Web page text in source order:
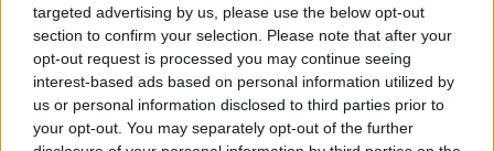
targeted advertising by us, please use the below opt-out
section to confirm your selection. Please note that after your
opt-out request is processed you may continue seeing
interest-based ads based on personal information utilized by
us or personal information disclosed to third parties prior to
your opt-out. You may separately opt-out of the further
Seguici su Google Discover